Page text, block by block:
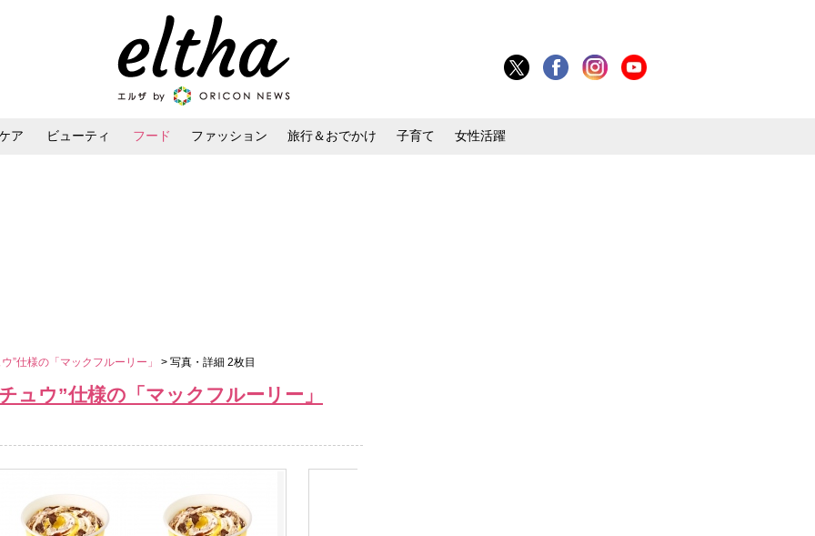
ア ビューティ フード ファッション 旅行＆おでかけ 子育て 女性活躍
”仕様の「マックフルーリー」 > 写真・詳細 2枚目
ュウ”仕様の「マックフルーリー」